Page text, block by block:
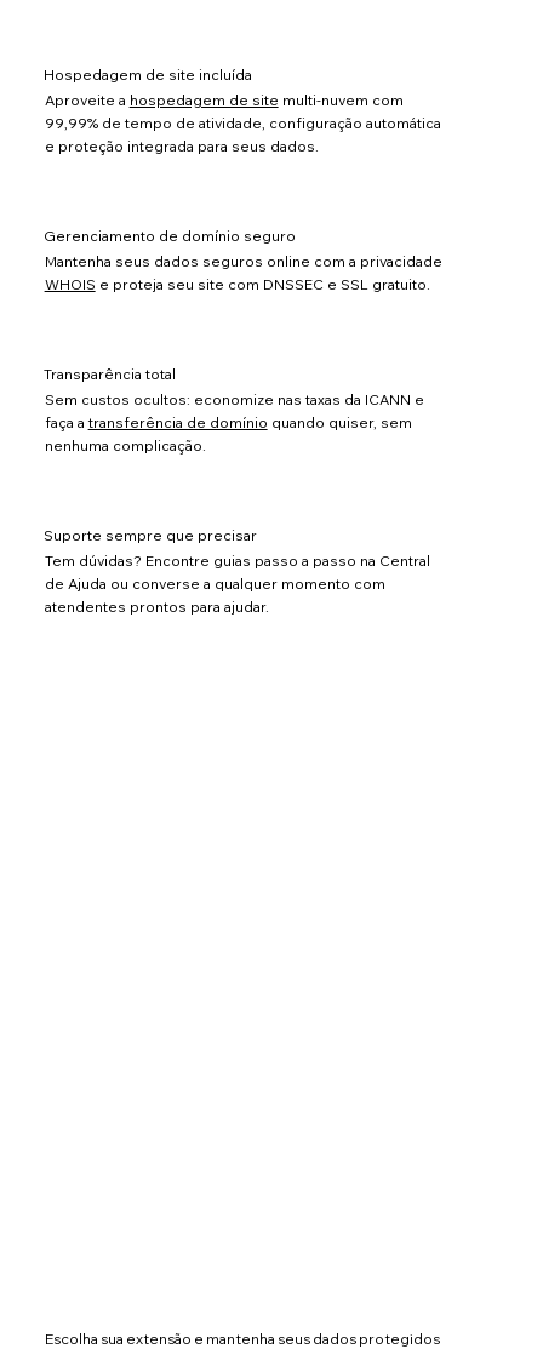
Hospedagem de site incluída
Aproveite a hospedagem de site multi-nuvem com
99,99% de tempo de atividade, configuração automática
e proteção integrada para seus dados.
Gerenciamento de domínio seguro
Mantenha seus dados seguros online com a privacidade
WHOIS e proteja seu site com DNSSEC e SSL gratuito.
Transparência total
Sem custos ocultos: economize nas taxas da ICANN e
faça a transferência de domínio quando quiser, sem
nenhuma complicação.
Suporte sempre que precisar
Tem dúvidas? Encontre guias passo a passo na Central
de Ajuda ou converse a qualquer momento com
atendentes prontos para ajudar.
Escolha sua extensão e mantenha seus dados protegidos